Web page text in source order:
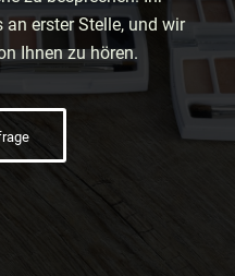
erster Stelle, und wir
Ihnen zu hören.